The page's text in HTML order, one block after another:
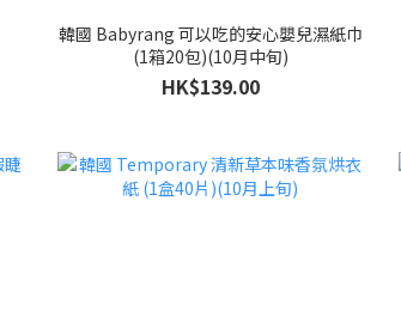
韓國 Babyrang 可以吃的安心嬰兒濕紙巾
(1箱20包)(10月中旬)
HK$139.00